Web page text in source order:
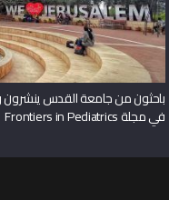
باحثون من جامعة القدس ينشرون
في مجلة Frontiers in Pediatrics